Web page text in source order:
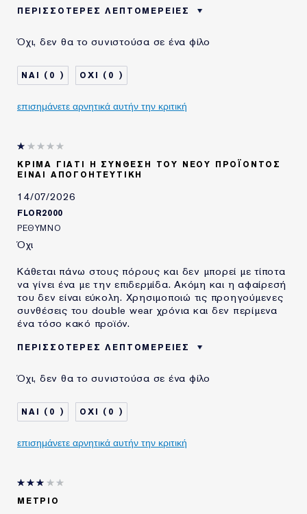
ΠΕΡΙΣΣΌΤΕΡΕΣ ΛΕΠΤΟΜΈΡΕΙΕΣ
ΤΥΠΟΣ ΔΕΡΜΑΤΟΣ
ΚΑΝΟΝΙΚΟ/ΜΕΙΚΤΟ
ΑΝΑΓΚΗ ΕΠΙΔΕΡΜΙΔΑΣ
Όχι, δεν θα το συνιστούσα σε ένα φίλο
0 0
επισημάνετε αρνητικά αυτήν την κριτική
ΚΡΊΜΑ ΓΙΑΤΊ Η ΣΎΝΘΕΣΗ ΤΟΥ ΝΈΟΥ ΠΡΟΪΌΝΤΟΣ
ΕΊΝΑΙ ΑΠΟΓΟΗΤΕΥΤΙΚΉ
14/07/2026
FLOR2000
ΡΈΘΥΜΝΟ
Όχι
Κάθεται πάνω στους πόρους και δεν μπορεί με τίποτα
να γίνει ένα με την επιδερμίδα. Ακόμη και η αφαίρεσή
του δεν είναι εύκολη. Χρησιμοποιώ τις προηγούμενες
συνθέσεις του double wear χρόνια και δεν περίμενα
ένα τόσο κακό προϊόν.
ΠΕΡΙΣΣΌΤΕΡΕΣ ΛΕΠΤΟΜΈΡΕΙΕΣ
Του Δέρματος.
ΗΛΙΚΙΑ
25 - 34
ΧΡΗΣΙΜΟΠΟΙΩ
ΠΡΟΪΟΝΤΑ ESTÉE
LAUDER ΓΙΑ
Όχι, δεν θα το συνιστούσα σε ένα φίλο
0 0
επισημάνετε αρνητικά αυτήν την κριτική
ΜΈΤΡΙΟ